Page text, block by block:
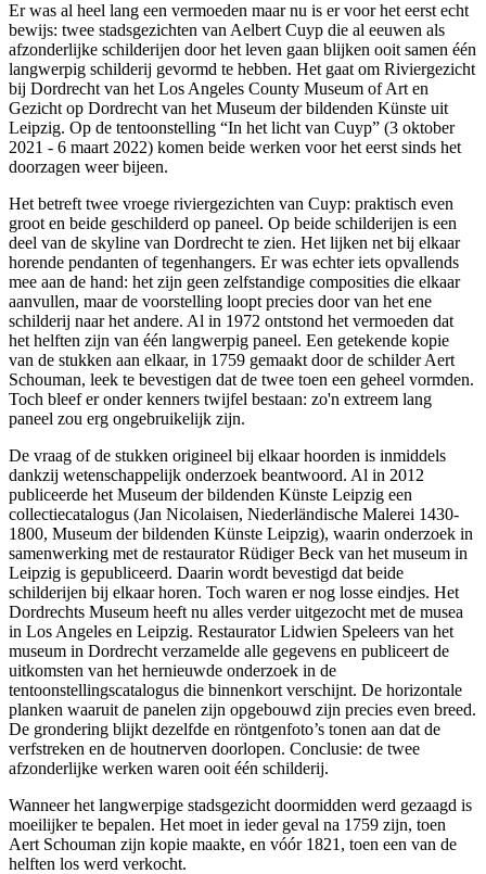
Er was al heel lang een vermoeden maar nu is er voor het eerst echt
bewijs: twee stadsgezichten van Aelbert Cuyp die al eeuwen als
afzonderlijke schilderijen door het leven gaan blijken ooit samen één
langwerpig schilderij gevormd te hebben. Het gaat om Riviergezicht
bij Dordrecht van het Los Angeles County Museum of Art en
Gezicht op Dordrecht van het Museum der bildenden Künste uit
Leipzig. Op de tentoonstelling “In het licht van Cuyp” (3 oktober
2021 - 6 maart 2022) komen beide werken voor het eerst sinds het
doorzagen weer bijeen.
Het betreft twee vroege riviergezichten van Cuyp: praktisch even
groot en beide geschilderd op paneel. Op beide schilderijen is een
deel van de skyline van Dordrecht te zien. Het lijken net bij elkaar
horende pendanten of tegenhangers. Er was echter iets opvallends
mee aan de hand: het zijn geen zelfstandige composities die elkaar
aanvullen, maar de voorstelling loopt precies door van het ene
schilderij naar het andere. Al in 1972 ontstond het vermoeden dat
het helften zijn van één langwerpig paneel. Een getekende kopie
van de stukken aan elkaar, in 1759 gemaakt door de schilder Aert
Schouman, leek te bevestigen dat de twee toen een geheel vormden.
Toch bleef er onder kenners twijfel bestaan: zo'n extreem lang
paneel zou erg ongebruikelijk zijn.
De vraag of de stukken origineel bij elkaar hoorden is inmiddels
dankzij wetenschappelijk onderzoek beantwoord. Al in 2012
publiceerde het Museum der bildenden Künste Leipzig een
collectiecatalogus (Jan Nicolaisen, Niederländische Malerei 1430-
1800, Museum der bildenden Künste Leipzig), waarin onderzoek in
samenwerking met de restaurator Rüdiger Beck van het museum in
Leipzig is gepubliceerd. Daarin wordt bevestigd dat beide
schilderijen bij elkaar horen. Toch waren er nog losse eindjes. Het
Dordrechts Museum heeft nu alles verder uitgezocht met de musea
in Los Angeles en Leipzig. Restaurator Lidwien Speleers van het
museum in Dordrecht verzamelde alle gegevens en publiceert de
uitkomsten van het hernieuwde onderzoek in de
tentoonstellingscatalogus die binnenkort verschijnt. De horizontale
planken waaruit de panelen zijn opgebouwd zijn precies even breed.
De grondering blijkt dezelfde en röntgenfoto’s tonen aan dat de
verfstreken en de houtnerven doorlopen. Conclusie: de twee
afzonderlijke werken waren ooit één schilderij.
Wanneer het langwerpige stadsgezicht doormidden werd gezaagd is
moeilijker te bepalen. Het moet in ieder geval na 1759 zijn, toen
Aert Schouman zijn kopie maakte, en vóór 1821, toen een van de
helften los werd verkocht.